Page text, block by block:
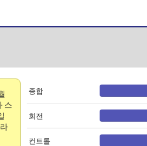
스
종합
회전
컨트롤